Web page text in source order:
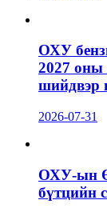
ОХУ
2027 оны
шийдвэр
2026-07-31
ОХУ-ын
бүтцийн